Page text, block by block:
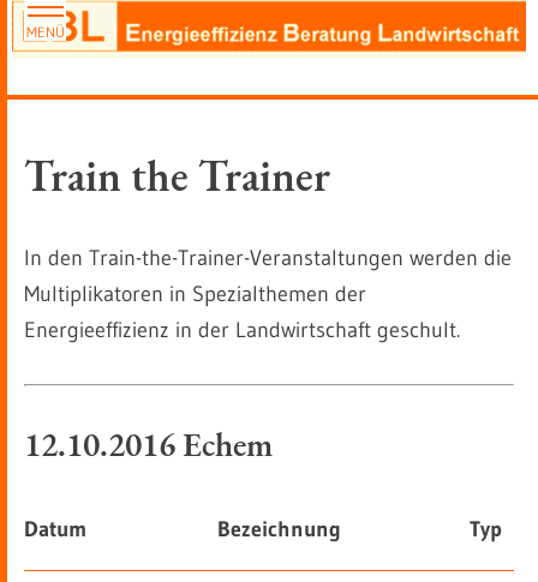
MENÜ
Train the Trainer
In den Train-the-Trainer-Veranstaltungen werden die
Multiplikatoren in Spezialthemen der
Energieeffizienz in der Landwirtschaft geschult.
12.10.2016 Echem
Datum Bezeichnung Typ